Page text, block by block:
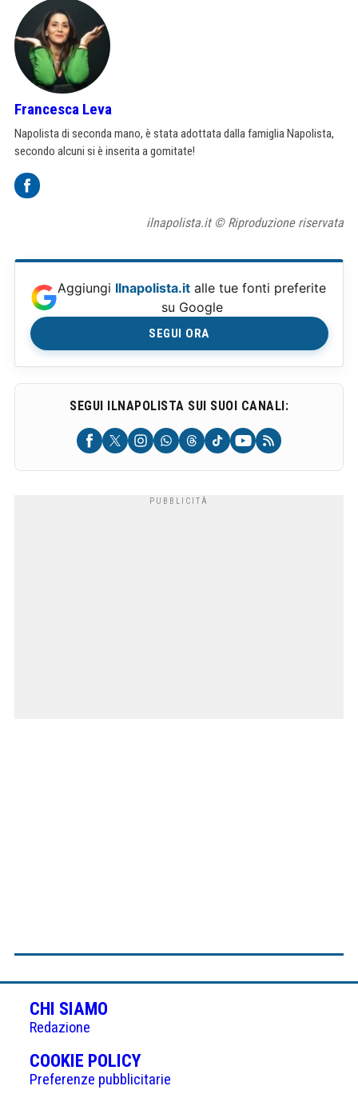
Francesca Leva
Napolista di seconda mano, è stata adottata dalla famiglia Napolista,
secondo alcuni si è inserita a gomitate!
ilnapolista.it © Riproduzione riservata
Aggiungi Ilnapolista.it alle tue fonti preferite
su Google
SEGUI ORA
SEGUI ILNAPOLISTA SUI SUOI CANALI:
CHI SIAMO
Redazione
COOKIE POLICY(APRE
IN
Preferenze pubblicitarie